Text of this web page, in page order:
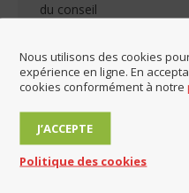
du conseil
Nous utilisons des cookies
expérience en ligne. En
cookies conformément à notre
J’ACCEPTE
Politique des cookies